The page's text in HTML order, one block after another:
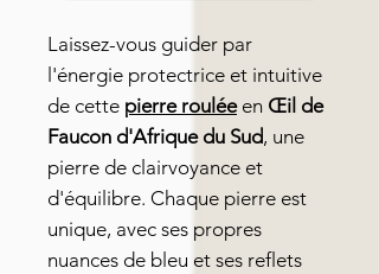
Laissez-vous guider par
l'énergie protectrice et intuitive
de cette pierre rouléeen Œil de
Faucon d'Afrique du Sud, une
pierre de clairvoyance et
d'équilibre. Chaque pierre est
unique, avec ses propres
nuances de bleu et ses reflets